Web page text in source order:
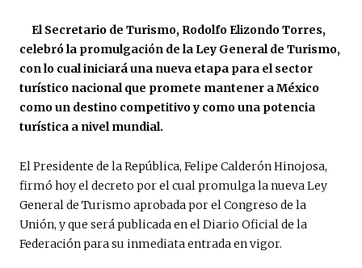
El Secretario de Turismo, Rodolfo Elizondo Torres,
celebró la promulgación de la Ley General de Turismo,
con lo cual iniciará una nueva etapa para el sector
turístico nacional que promete mantener a México
como un destino competitivo y como una potencia
turística a nivel mundial.
El Presidente de la República, Felipe Calderón Hinojosa,
firmó hoy el decreto por el cual promulga la nueva Ley
General de Turismo aprobada por el Congreso de la
Unión, y que será publicada en el Diario Oficial de la
Federación para su inmediata entrada en vigor.